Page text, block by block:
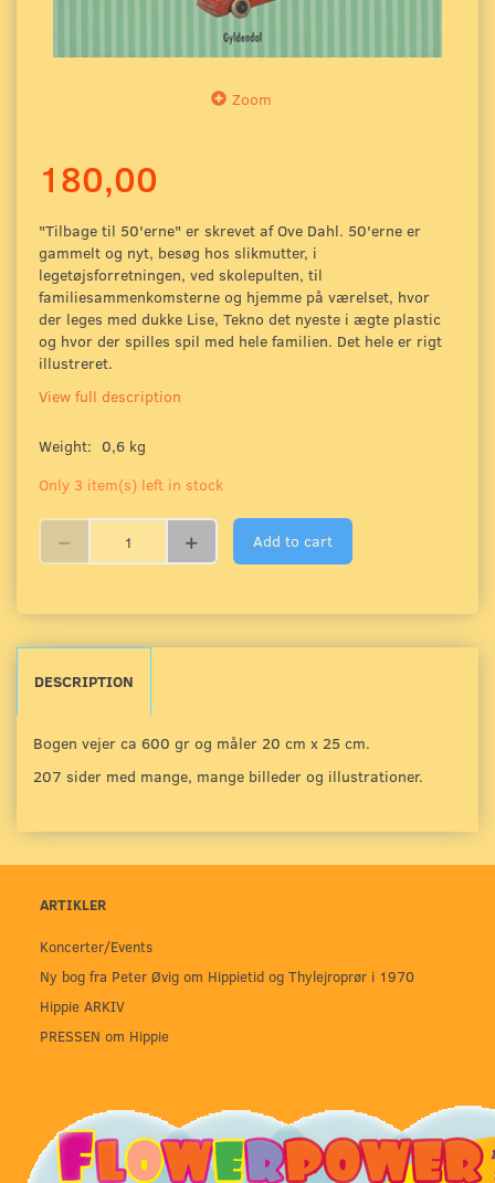
Zoom
180,00
"Tilbage til 50'erne" er skrevet af Ove Dahl. 50'erne er
gammelt og nyt, besøg hos slikmutter, i
legetøjsforretningen, ved skolepulten, til
familiesammenkomsterne og hjemme på værelset, hvor
der leges med dukke Lise, Tekno det nyeste i ægte plastic
og hvor der spilles spil med hele familien. Det hele er rigt
illustreret.
View full description
Weight: 0,6 kg
Only 3 item(s) left in stock
Add to cart
DESCRIPTION
Bogen vejer ca 600 gr og måler 20 cm x 25 cm.
207 sider med mange, mange billeder og illustrationer.
ARTIKLER
Koncerter/Events
Ny bog fra Peter Øvig om Hippietid og Thylejroprør i 1970
Hippie ARKIV
PRESSEN om Hippie